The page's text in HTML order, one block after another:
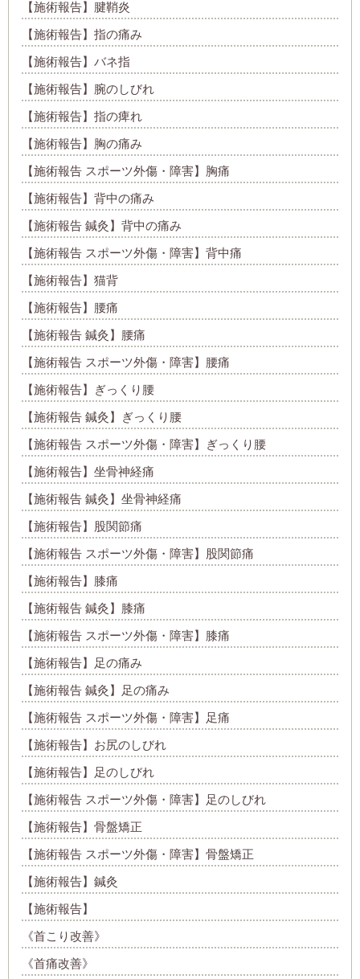
【施術報告】腱鞘炎
【施術報告】指の痛み
【施術報告】バネ指
【施術報告】腕のしびれ
【施術報告】指の痺れ
【施術報告】胸の痛み
【施術報告 スポーツ外傷・障害】胸痛
【施術報告】背中の痛み
【施術報告 鍼灸】背中の痛み
【施術報告 スポーツ外傷・障害】背中痛
【施術報告】猫背
【施術報告】腰痛
【施術報告 鍼灸】腰痛
【施術報告 スポーツ外傷・障害】腰痛
【施術報告】ぎっくり腰
【施術報告 鍼灸】ぎっくり腰
【施術報告 スポーツ外傷・障害】ぎっくり腰
【施術報告】坐骨神経痛
【施術報告 鍼灸】坐骨神経痛
【施術報告】股関節痛
【施術報告 スポーツ外傷・障害】股関節痛
【施術報告】膝痛
【施術報告 鍼灸】膝痛
【施術報告 スポーツ外傷・障害】膝痛
【施術報告】足の痛み
【施術報告 鍼灸】足の痛み
【施術報告 スポーツ外傷・障害】足痛
【施術報告】お尻のしびれ
【施術報告】足のしびれ
【施術報告 スポーツ外傷・障害】足のしびれ
【施術報告】骨盤矯正
【施術報告 スポーツ外傷・障害】骨盤矯正
【施術報告】鍼灸
【施術報告】
《首こり改善》
《首痛改善》